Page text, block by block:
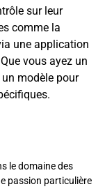
sur leur
comme la
une application
vous ayez un
modèle pour
le domaine des
passion particulière